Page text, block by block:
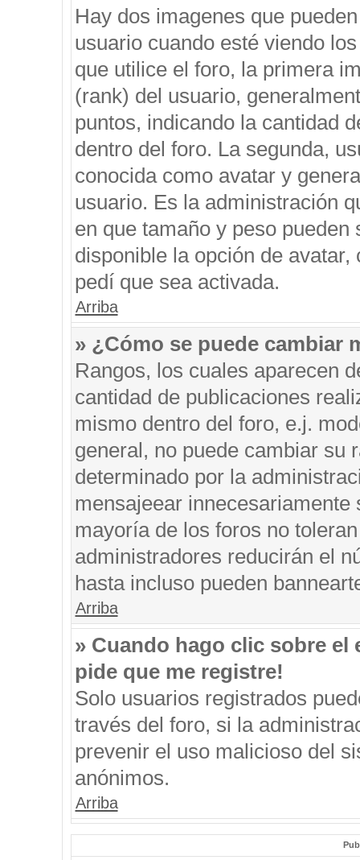
Hay dos imagenes que
usuario cuando esté viendo
que utilice el foro, la primera
(rank) del usuario,
puntos, indicando la cantidad
dentro del foro. La segunda,
conocida como avatar y
usuario. Es la administración
en que tamaño y peso
disponible la opción de
pedí que sea activada.
Arriba
» ¿Cómo se puede cambiar
Rangos, los cuales aparecen
cantidad de publicaciones
mismo dentro del foro, e.j.
general, no puede cambiar su
determinado por la
mensajeear
mayoría de los foros no
administradores reducirán el
hasta incluso pueden
Arriba
» Cuando hago clic sobre el
pide que me registre!
Solo usuarios registrados
través del foro, si la
prevenir el uso malicioso del
anónimos.
Arriba